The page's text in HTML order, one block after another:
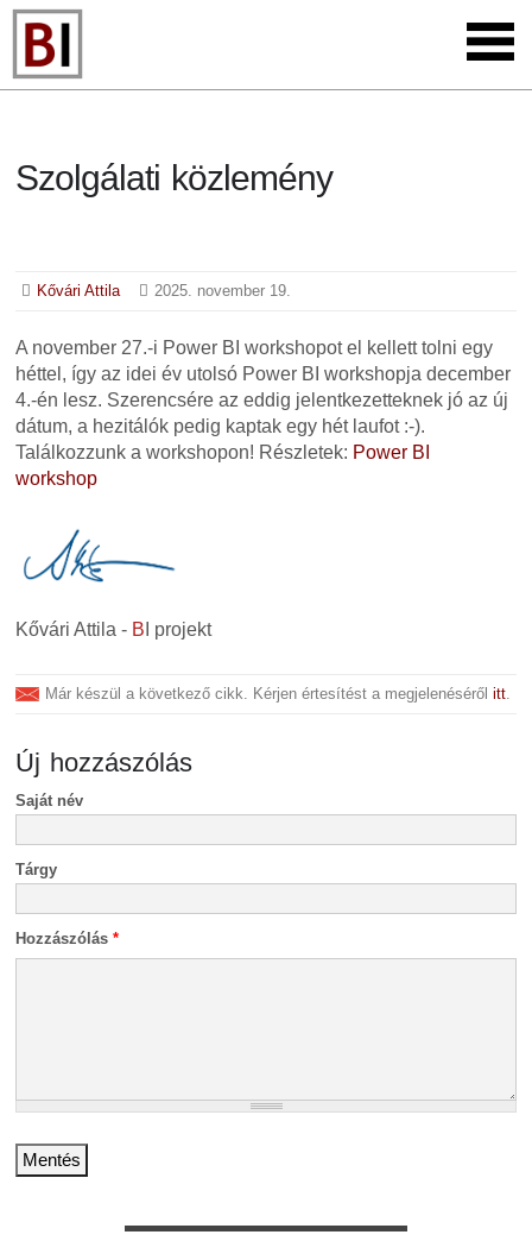
Szolgálati közlemény
Kővári Attila 2025. november 19.
A november 27.-i Power BI workshopot el kellett tolni egy
héttel, így az idei év utolsó Power BI workshopja december
4.-én lesz. Szerencsére az eddig jelentkezetteknek jó az új
dátum, a hezitálók pedig kaptak egy hét laufot :-).
Találkozzunk a workshopon! Részletek: Power BI
workshop
Kővári Attila - B I projekt
Már készül a következő cikk. Kérjen értesítést a megjelenésérőlitt.
Új hozzászólás
Saját név
Tárgy
Hozzászólás*